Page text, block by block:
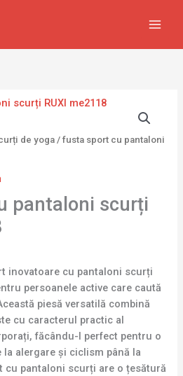
de yoga/ fusta sport cu pantaloni
pantaloni scurți
inovatoare cu pantaloni scurți
persoanele active care caută
piesă versatilă combină
cu caracterul practic al
făcându-l perfect pentru o
alergare și ciclism până la
cu pantaloni scurți are o țesătură